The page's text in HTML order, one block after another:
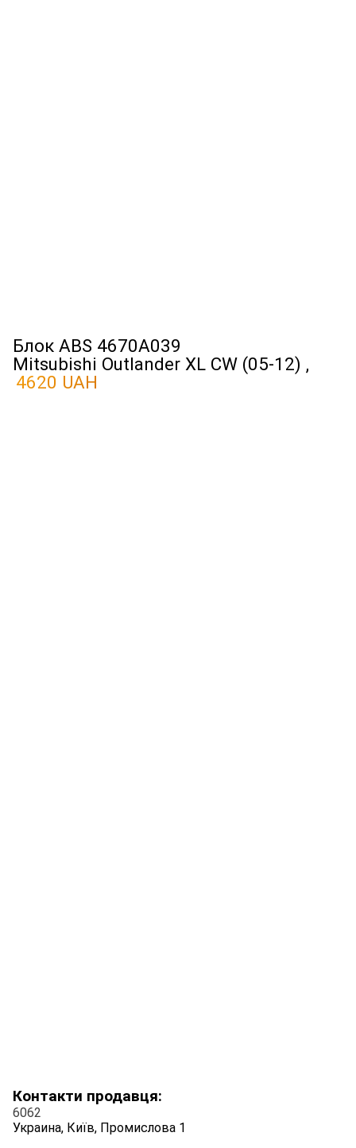
Блок ABS 4670A039
Mitsubishi Outlander XL CW (05-12) ,
4620 UAH
Контакти продавця:
6062
Украина, Київ, Промислова 1